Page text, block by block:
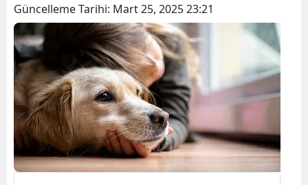
Güncelleme Tarihi: Mart 25, 2025 23:21